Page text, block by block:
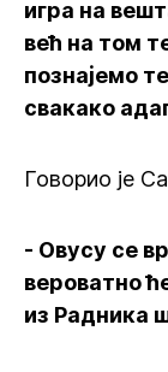
игра на
већ на том
познајемо
свакако
Говорио је
- Овусу се
вероватно
из Радника